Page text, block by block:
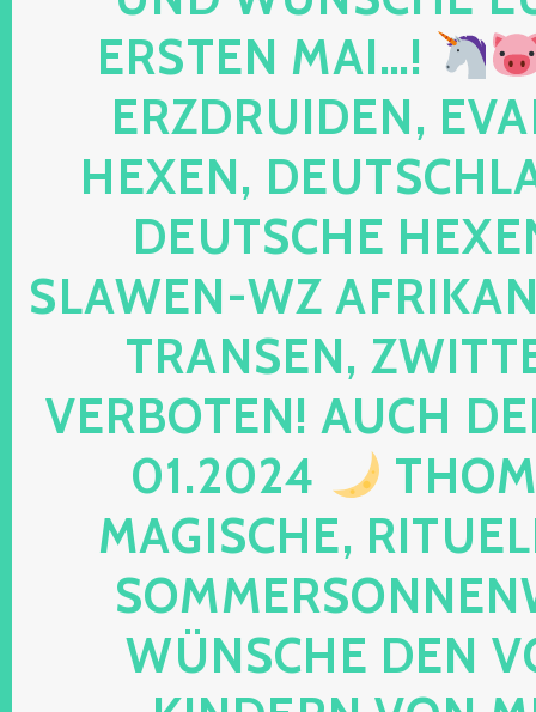
ERSTEN MAI…!
ERZDRUIDEN,
HEXEN,
DEUTSCHE
SLAWEN-WZ
TRANSEN,
VERBOTEN! AUCH
01.2024
MAGISCHE,
WÜNSCHE DEN